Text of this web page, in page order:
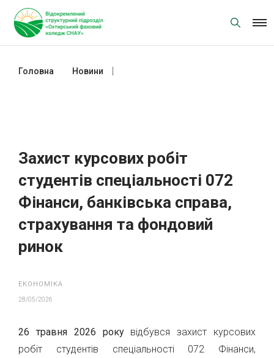
content
Головна Новини
Захист курсових робіт
студентів спеціальності 072
Фінанси, банківська справа,
страхування та фондовий
ринок
ЕКОНОМІКА
28/05/2026
26 травня 2026 рокувідбувся захист курсових
робіт студентів спеціальності 072 Фінанси,